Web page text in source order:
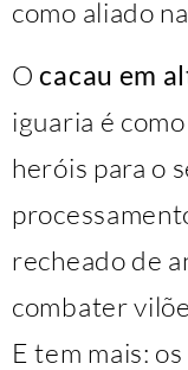
como aliado
Ocacau em
iguaria é
heróis para o
recheado de
combater
E tem mais: